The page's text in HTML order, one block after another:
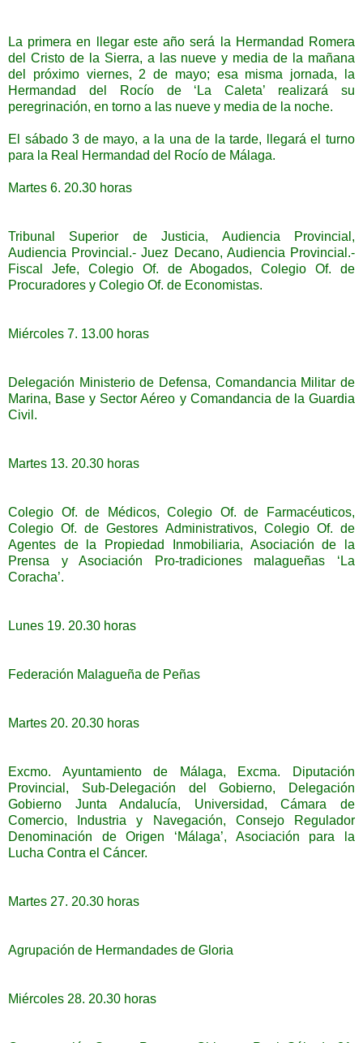
La primera en llegar este año será la Hermandad Romera
del Cristo de la Sierra, a las nueve y media de la mañana
del próximo viernes, 2 de mayo; esa misma jornada, la
Hermandad del Rocío de ‘La Caleta’ realizará su
peregrinación, en torno a las nueve y media de la noche.
El sábado 3 de mayo, a la una de la tarde, llegará el turno
para la Real Hermandad del Rocío de Málaga.
Martes 6. 20.30 horas
Tribunal Superior de Justicia, Audiencia Provincial,
Audiencia Provincial.- Juez Decano, Audiencia Provincial.-
Fiscal Jefe, Colegio Of. de Abogados, Colegio Of. de
Procuradores y Colegio Of. de Economistas.
Miércoles 7. 13.00 horas
Delegación Ministerio de Defensa, Comandancia Militar de
Marina, Base y Sector Aéreo y Comandancia de la Guardia
Civil.
Martes 13. 20.30 horas
Colegio Of. de Médicos, Colegio Of. de Farmacéuticos,
Colegio Of. de Gestores Administrativos, Colegio Of. de
Agentes de la Propiedad Inmobiliaria, Asociación de la
Prensa y Asociación Pro-tradiciones malagueñas ‘La
Coracha’.
Lunes 19. 20.30 horas
Federación Malagueña de Peñas
Martes 20. 20.30 horas
Excmo. Ayuntamiento de Málaga, Excma. Diputación
Provincial, Sub-Delegación del Gobierno, Delegación
Gobierno Junta Andalucía, Universidad, Cámara de
Comercio, Industria y Navegación, Consejo Regulador
Denominación de Origen ‘Málaga’, Asociación para la
Lucha Contra el Cáncer.
Martes 27. 20.30 horas
Agrupación de Hermandades de Gloria
Miércoles 28. 20.30 horas